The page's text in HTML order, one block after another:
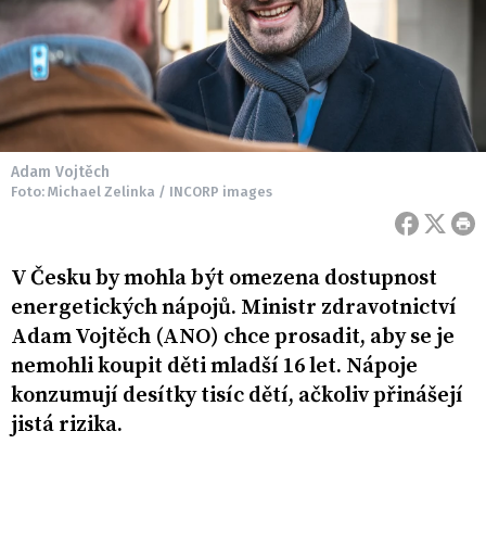
Adam Vojtěch
Foto: Michael Zelinka / INCORP images
V Česku by mohla být omezena dostupnost
energetických nápojů. Ministr zdravotnictví
Adam Vojtěch (ANO) chce prosadit, aby se je
nemohli koupit děti mladší 16 let. Nápoje
konzumují desítky tisíc dětí, ačkoliv přinášejí
jistá rizika.